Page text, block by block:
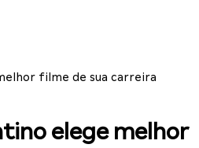
filme de sua carreira
elege melhor